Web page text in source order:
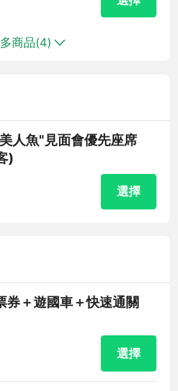
商品(4)
人魚"見面會優先座席
)
選擇
券＋遊國車＋快速通關
選擇